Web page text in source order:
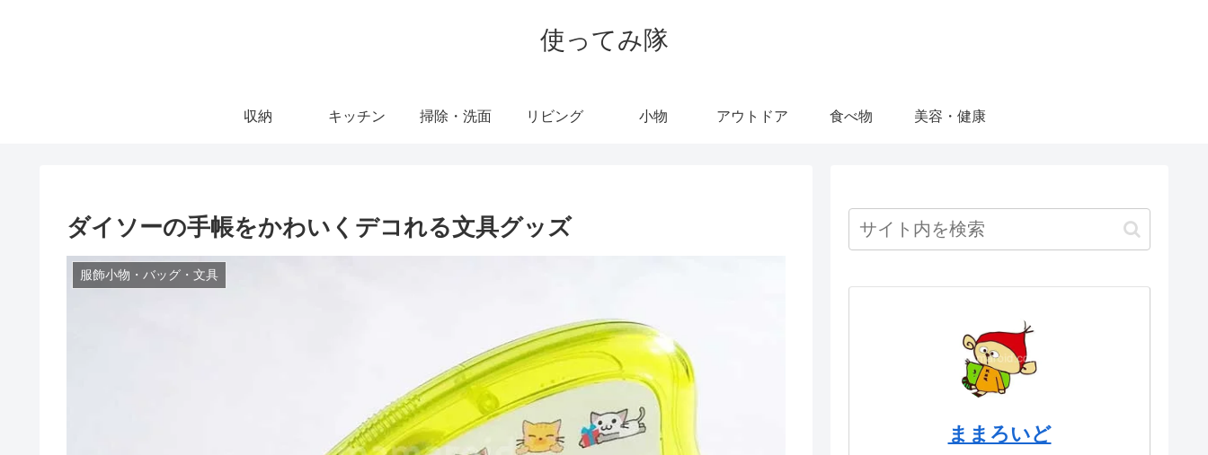
使ってみ隊
収納 キッチン 掃除・洗面 リビング 小物 アウトドア 食べ物 美容・健康
ダイソーの手帳をかわいくデコれる文具グッズ
服飾小物・バッグ・文具
ままろいど